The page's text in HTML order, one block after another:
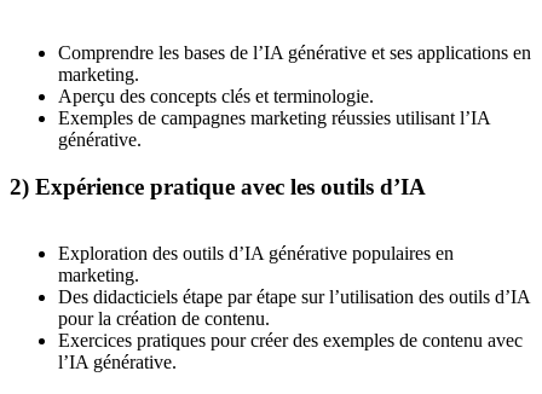
Comprendre les bases de l’IA générative et ses applications en
marketing.
Aperçu des concepts clés et terminologie.
Exemples de campagnes marketing réussies utilisant l’IA
générative.
2) Expérience pratique avec les outils d’IA
Exploration des outils d’IA générative populaires en
marketing.
Des didacticiels étape par étape sur l’utilisation des outils d’IA
pour la création de contenu.
Exercices pratiques pour créer des exemples de contenu avec
l’IA générative.